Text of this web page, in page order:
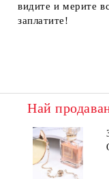
видите и мерите
заплатите!
Най